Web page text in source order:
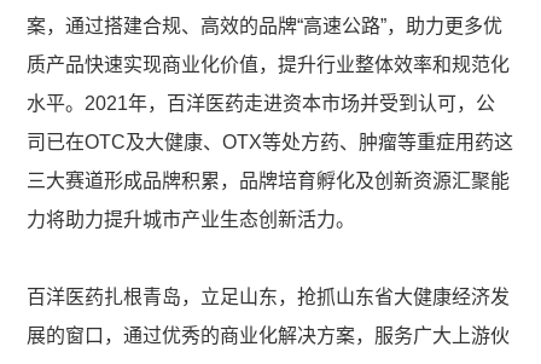
案，通过搭建合规、高效的品牌“高速公路”，助力更多优
质产品快速实现商业化价值，提升行业整体效率和规范化
水平。2021年，百洋医药走进资本市场并受到认可，公
司已在OTC及大健康、OTX等处方药、肿瘤等重症用药这
三大赛道形成品牌积累，品牌培育孵化及创新资源汇聚能
力将助力提升城市产业生态创新活力。
百洋医药扎根青岛，立足山东，抢抓山东省大健康经济发
展的窗口，通过优秀的商业化解决方案，服务广大上游伙